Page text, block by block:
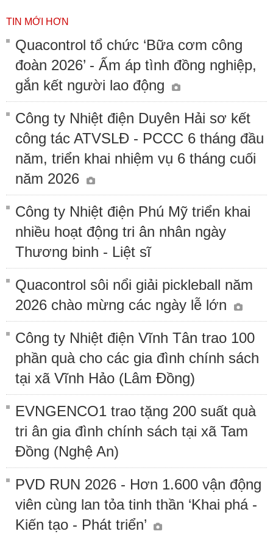
TIN MỚI HƠN
Quacontrol tổ chức ‘Bữa cơm công
đoàn 2026’ - Ấm áp tình đồng nghiệp,
gắn kết người lao động
Công ty Nhiệt điện Duyên Hải sơ kết
công tác ATVSLĐ - PCCC 6 tháng đầu
năm, triển khai nhiệm vụ 6 tháng cuối
năm 2026
Công ty Nhiệt điện Phú Mỹ triển khai
nhiều hoạt động tri ân nhân ngày
Thương binh - Liệt sĩ
Quacontrol sôi nổi giải pickleball năm
2026 chào mừng các ngày lễ lớn
Công ty Nhiệt điện Vĩnh Tân trao 100
phần quà cho các gia đình chính sách
tại xã Vĩnh Hảo (Lâm Đồng)
EVNGENCO1 trao tặng 200 suất quà
tri ân gia đình chính sách tại xã Tam
Đồng (Nghệ An)
PVD RUN 2026 - Hơn 1.600 vận động
viên cùng lan tỏa tinh thần ‘Khai phá -
Kiến tạo - Phát triển’